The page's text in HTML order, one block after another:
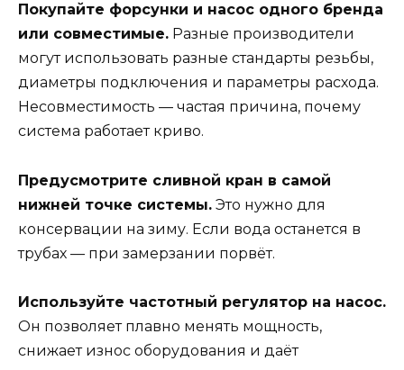
Покупайте форсунки и насос одного бренда
или совместимые. Разные производители
могут использовать разные стандарты резьбы,
диаметры подключения и параметры расхода.
Несовместимость — частая причина, почему
система работает криво.
Предусмотрите сливной кран в самой
нижней точке системы. Это нужно для
консервации на зиму. Если вода останется в
трубах — при замерзании порвёт.
Используйте частотный регулятор на насос.
Он позволяет плавно менять мощность,
снижает износ оборудования и даёт